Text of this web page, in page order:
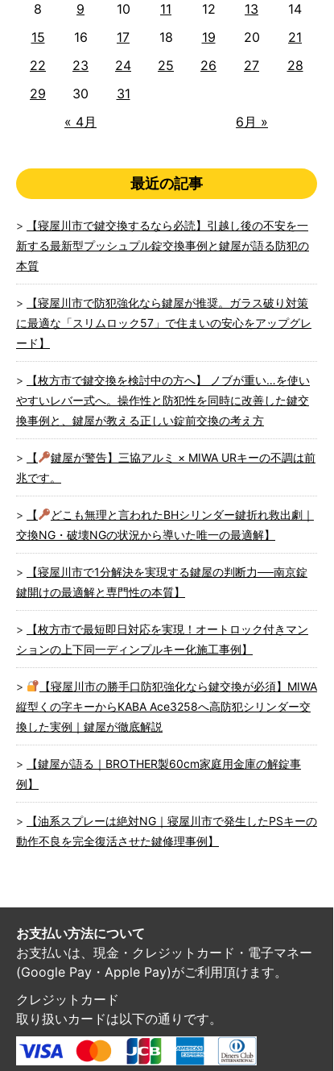
« 4月 6月 »
8
9 10 11 12 13
14
15
16 17 18 19 20
21
22
23 24 25 26 27
28
29
30 31
最近の記事
【寝屋川市で鍵交換するなら必読】引越し後の不安を一
新する最新型プッシュプル錠交換事例と鍵屋が語る防犯の
本質
【寝屋川市で防犯強化なら鍵屋が推奨。ガラス破り対策
に最適な「スリムロック57」で住まいの安心をアップグレ
ード】
【枚方市で鍵交換を検討中の方へ】 ノブが重い…を使い
やすいレバー式へ。操作性と防犯性を同時に改善した鍵交
換事例と、鍵屋が教える正しい錠前交換の考え方
【
鍵屋が警告】三協アルミ × MIWA URキーの不調は前
兆です。
【
どこも無理と言われたBHシリンダー鍵折れ救出劇｜
交換NG・破壊NGの状況から導いた唯一の最適解】
【寝屋川市で1分解決を実現する鍵屋の判断力──南京錠
鍵開けの最適解と専門性の本質】
【枚方市で最短即日対応を実現！オートロック付きマン
ションの上下同一ディンプルキー化施工事例】
【寝屋川市の勝手口防犯強化なら鍵交換が必須】MIWA
縦型くの字キーからKABA Ace3258へ高防犯シリンダー交
換した実例｜鍵屋が徹底解説
【鍵屋が語る｜BROTHER製60cm家庭用金庫の解錠事
例】
【油系スプレーは絶対NG｜寝屋川市で発生したPSキーの
動作不良を完全復活させた鍵修理事例】
お支払い方法について
お支払いは、現金・クレジットカード・電子マネー
(Google Pay・Apple Pay)がご利用頂けます。
クレジットカード
取り扱いカードは以下の通りです。